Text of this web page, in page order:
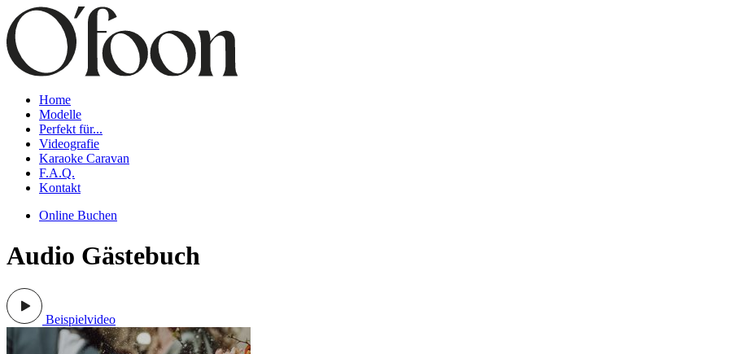
Home
Modelle
Perfekt für...
Videografie
Karaoke Caravan
F.A.Q.
Kontakt
Online Buchen
Audio Gästebuch
Beispielvideo